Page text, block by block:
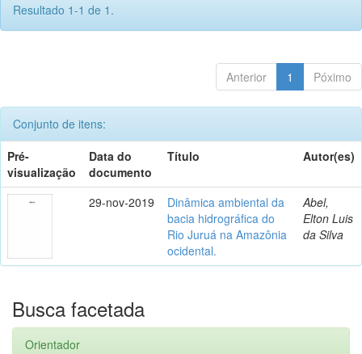
Resultado 1-1 de 1.
Anterior 1 Póximo
Conjunto de itens:
Pré-
visualização
Data do
documento
Título Autor(es)
29-nov-2019
Dinâmica ambiental da
bacia hidrográfica do
Rio Juruá na Amazônia
ocidental.
Abel,
Elton Luis
da Silva
Busca facetada
Orientador